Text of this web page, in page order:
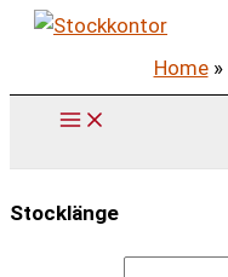
Zum
springen
Home»
Stocklänge